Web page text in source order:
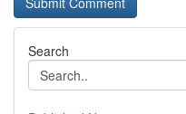
Search